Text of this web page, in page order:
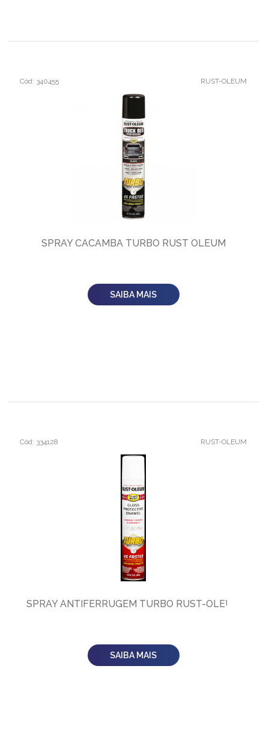
Cód: 340455 RUST-OLEUM
SPRAY CACAMBA TURBO RUST OLEUM
SAIBA MAIS
Cód: 334128 RUST-OLEUM
SPRAY ANTIFERRUGEM TURBO RUST-OLEUM
SAIBA MAIS